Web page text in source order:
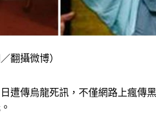
翻攝微博）
遭傳烏龍死訊，不僅網路上瘋